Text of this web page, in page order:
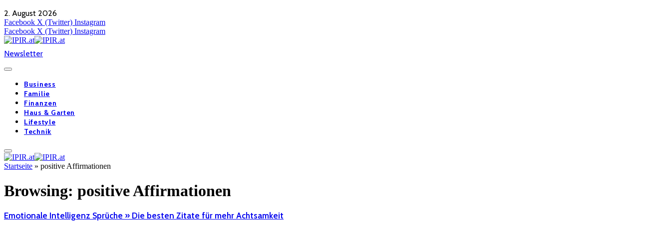
2. August 2026
Facebook X (Twitter) Instagram
Facebook X (Twitter) Instagram
Newsletter
Business
Familie
Finanzen
Haus & Garten
Lifestyle
Technik
Startseite » positive Affirmationen
Browsing: positive Affirmationen
Emotionale Intelligenz Sprüche » Die besten Zitate für mehr Achtsamkeit